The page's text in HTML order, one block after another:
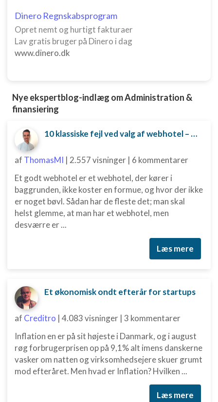
Måle annonceringseffektivitet
Måle indholdseffektivitet
Udvikle og forbedre tjenester
indhold
IAB Special Features:
Bruge præcise geografiske
Identificere enheder baseret på aktivt
anmodede oplysninger
Ikke-IAB-behandlingsformål:
Nødvendig
Annoncering / marketing
Dinero Regnskabsprogram
Opret nemt og hurtigt fakturaer
Lav gratis bruger på Dinero i dag
www.dinero.dk
Nye ekspertblog-indlæg om Administration &
finansiering
10 klassiske fejl ved valg af webhotel – og hvordan du undgår dem
af ThomasMI | 2.557 visninger | 6 kommentarer
Et godt webhotel er et webhotel, der kører i
baggrunden, ikke koster en formue, og hvor der ikke
er noget bøvl. Sådan har de fleste det; man skal
helst glemme, at man har et webhotel, men
desværre er ...
Læs mere
Et økonomisk ondt efterår for startups
af Creditro | 4.083 visninger | 3 kommentarer
Inflation en er på sit højeste i Danmark, og i august
røg forbrugerprisen op på 9,1% alt imens danskerne
vasker om natten og virksomhedsejere skuer grumt
mod efteråret. Men hvad er Inflation? Hvilken ...
Læs mere